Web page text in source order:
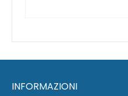
INFORMAZIONI